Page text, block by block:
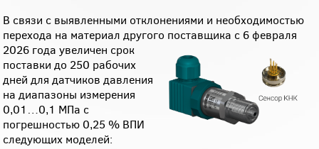
В связи с выявленными отклонениями и необходимостью
перехода на материал другого поставщика с 6 февраля
2026 года увеличен срок
поставки до 250 рабочих
дней для датчиков давления
на диапазоны измерения
0,01…0,1 МПа с
погрешностью 0,25 % ВПИ
следующих моделей: